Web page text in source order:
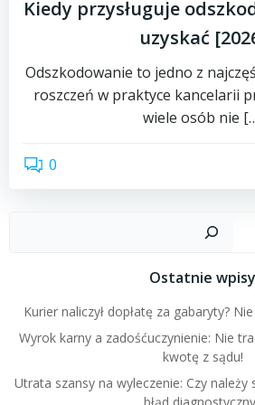
Kiedy przysługuje
uzyskać
Odszkodowanie to jedno z
roszczeń w praktyce kancelarii
wiele osób nie
0
Ostatnie wpisy
Kurier naliczył dopłatę za gabaryty?
Wyrok karny a zadośćuczynienie: Nie
kwotę z sądu!
Utrata szansy na wyleczenie: Czy należy